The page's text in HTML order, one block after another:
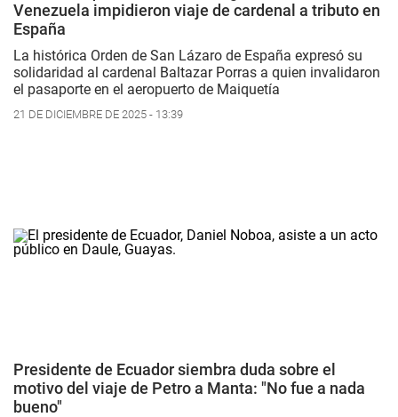
Venezuela impidieron viaje de cardenal a tributo en
España
La histórica Orden de San Lázaro de España expresó su
solidaridad al cardenal Baltazar Porras a quien invalidaron
el pasaporte en el aeropuerto de Maiquetía
21 DE DICIEMBRE DE 2025 - 13:39
Presidente de Ecuador siembra duda sobre el
motivo del viaje de Petro a Manta: "No fue a nada
bueno"